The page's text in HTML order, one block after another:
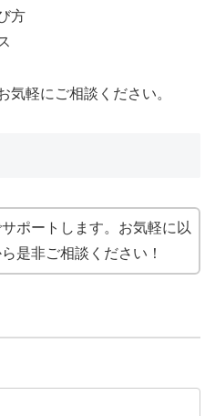
方
気軽にご相談ください。
ポートします。お気軽に以
是非ご相談ください！